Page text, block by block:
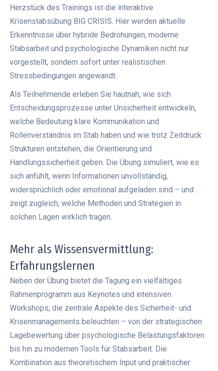
Herzstück des Trainings ist die interaktive
Krisenstabsübung BIG CRISIS. Hier werden aktuelle
Erkenntnisse über hybride Bedrohungen, moderne
Stabsarbeit und psychologische Dynamiken nicht nur
vorgestellt, sondern sofort unter realistischen
Stressbedingungen angewandt.
Als Teilnehmende erleben Sie hautnah, wie sich
Entscheidungsprozesse unter Unsicherheit entwickeln,
welche Bedeutung klare Kommunikation und
Rollenverständnis im Stab haben und wie trotz Zeitdruck
Strukturen entstehen, die Orientierung und
Handlungssicherheit geben. Die Übung simuliert, wie es
sich anfühlt, wenn Informationen unvollständig,
widersprüchlich oder emotional aufgeladen sind – und
zeigt zugleich, welche Methoden und Strategien in
solchen Lagen wirklich tragen.
Mehr als Wissensvermittlung:
Erfahrungslernen
Neben der Übung bietet die Tagung ein vielfältiges
Rahmenprogramm aus Keynotes und intensiven
Workshops, die zentrale Aspekte des Sicherheit- und
Krisenmanagements beleuchten – von der strategischen
Lagebewertung über psychologische Belastungsfaktoren
bis hin zu modernen Tools für Stabsarbeit. Die
Kombination aus theoretischem Input und praktischer